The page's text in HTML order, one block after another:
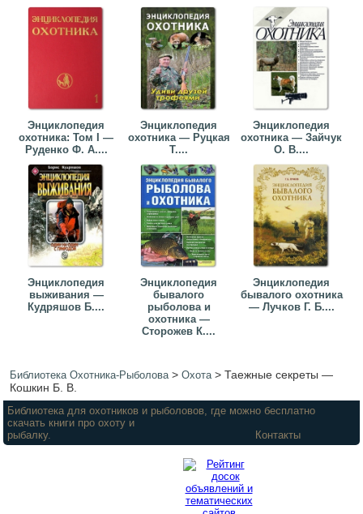
Энциклопедия
охотника: Том I —
Руденко Ф. А....
Энциклопедия
охотника — Руцкая
Т....
Энциклопедия
охотника — Зайчук
О. В....
Энциклопедия
выживания —
Кудряшов Б....
Энциклопедия
бывалого
рыболова и
охотника —
Сторожев К....
Энциклопедия
бывалого охотника
— Лучков Г. Б....
Библиотека Охотника-Рыболова>Охота>Таежные секреты —
Кошкин Б. В.
Библиотека для охотников и рыболовов, где можно бесплатно
скачать книги про охоту и
рыбалку.
Контакты